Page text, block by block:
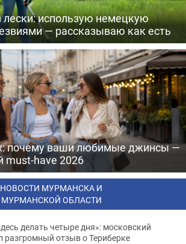
лески: использую немецкую
— рассказываю как есть
почему ваши любимые джинсы —
must-have 2026
НОВОСТИ МУРМАНСКА И
МУРМАНСКОЙ ОБЛАСТИ
делать четыре дня»: московский
разгромный отзыв о Териберке